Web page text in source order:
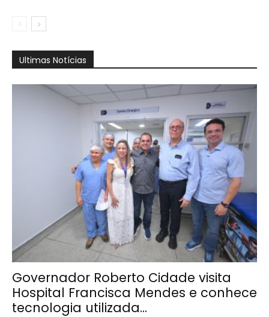
Ultimas Notícias
Governador Roberto Cidade visita
Hospital Francisca Mendes e conhece
tecnologia utilizada...